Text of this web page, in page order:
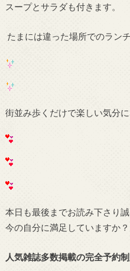
スープとサラダも付きます。
たまには違った場所でのラン
街並み歩くだけで楽しい気分
本日も最後までお読み下さり
今の自分に満足していますか？
人気雑誌多数掲載の完全予約